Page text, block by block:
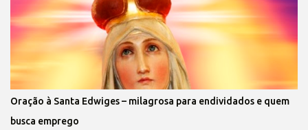
Oração à Santa Edwiges – milagrosa para endividados e quem
busca emprego